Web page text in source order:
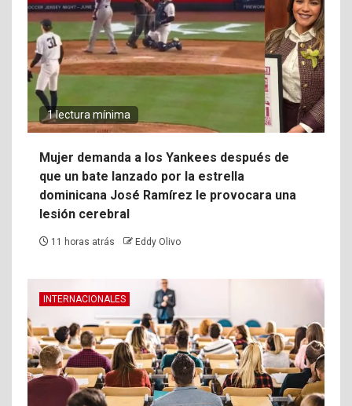
1 lectura mínima
Mujer demanda a los Yankees después de
que un bate lanzado por la estrella
dominicana José Ramírez le provocara una
lesión cerebral
11 horas atrás Eddy Olivo
INTERNACIONALES